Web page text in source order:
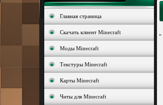
Главная страница
Скачать клиент Minecraft
Моды Minecraft
Текстуры Minecraft
Карты Minecraft
Читы для Minecraft